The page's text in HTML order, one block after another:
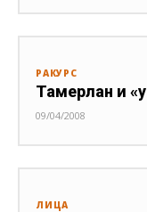
РАКУРС
Тамерлан и
09/04/2008
ЛИЦА